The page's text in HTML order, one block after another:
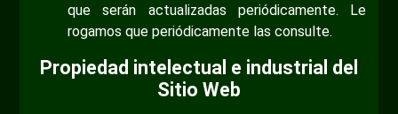
que serán actualizadas periódicamente. Le
rogamos que periódicamente las consulte.
Propiedad intelectual e industrial del
Sitio Web